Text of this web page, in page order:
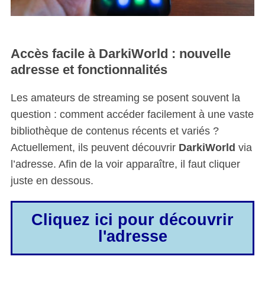
Accès facile à DarkiWorld : nouvelle
adresse et fonctionnalités
Les amateurs de streaming se posent souvent la
question : comment accéder facilement à une vaste
bibliothèque de contenus récents et variés ?
Actuellement, ils peuvent découvrir DarkiWorld via
l’adresse. Afin de la voir apparaître, il faut cliquer
juste en dessous.
Cliquez ici pour découvrir
l'adresse